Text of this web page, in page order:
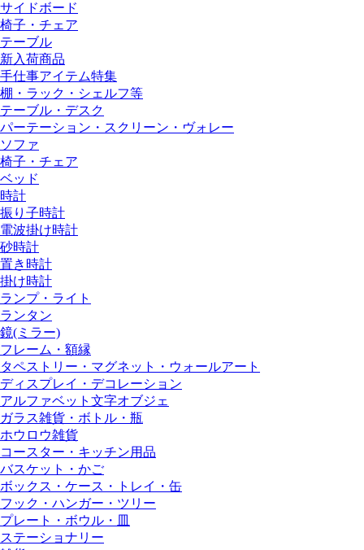
サイドボード
椅子・チェア
テーブル
新入荷商品
手仕事アイテム特集
棚・ラック・シェルフ等
テーブル・デスク
パーテーション・スクリーン・ヴォレー
ソファ
椅子・チェア
ベッド
時計
振り子時計
電波掛け時計
砂時計
置き時計
掛け時計
ランプ・ライト
ランタン
鏡(ミラー)
フレーム・額縁
タペストリー・マグネット・ウォールアート
ディスプレイ・デコレーション
アルファベット文字オブジェ
ガラス雑貨・ボトル・瓶
ホウロウ雑貨
コースター・キッチン用品
バスケット・かご
ボックス・ケース・トレイ・缶
フック・ハンガー・ツリー
プレート・ボウル・皿
ステーショナリー